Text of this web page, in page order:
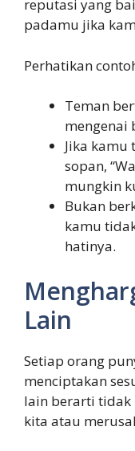
reputasi yang
padamu jika
Perhatikan
Teman
mengenai
Jika kamu
sopan,
mungkin
Bukan
kamu
hatinya.
Lain
Setiap orang
menciptakan
lain berarti tidak
kita atau